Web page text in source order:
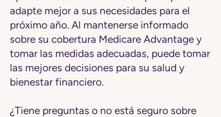
adapte mejor a sus necesidades para el
próximo año. Al mantenerse informado
sobre su cobertura Medicare Advantage y
tomar las medidas adecuadas, puede tomar
las mejores decisiones para su salud y
bienestar financiero.
¿Tiene preguntas o no está seguro sobre